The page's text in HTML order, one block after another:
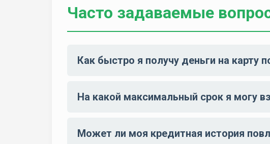
Часто задаваемые
Как быстро я получу деньги на карту
На какой максимальный срок я могу
Может ли моя кредитная история